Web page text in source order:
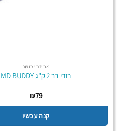
אביזרי כושר
בודי בר 2 ק"ג MD BUDDY
₪79
קנה עכשיו